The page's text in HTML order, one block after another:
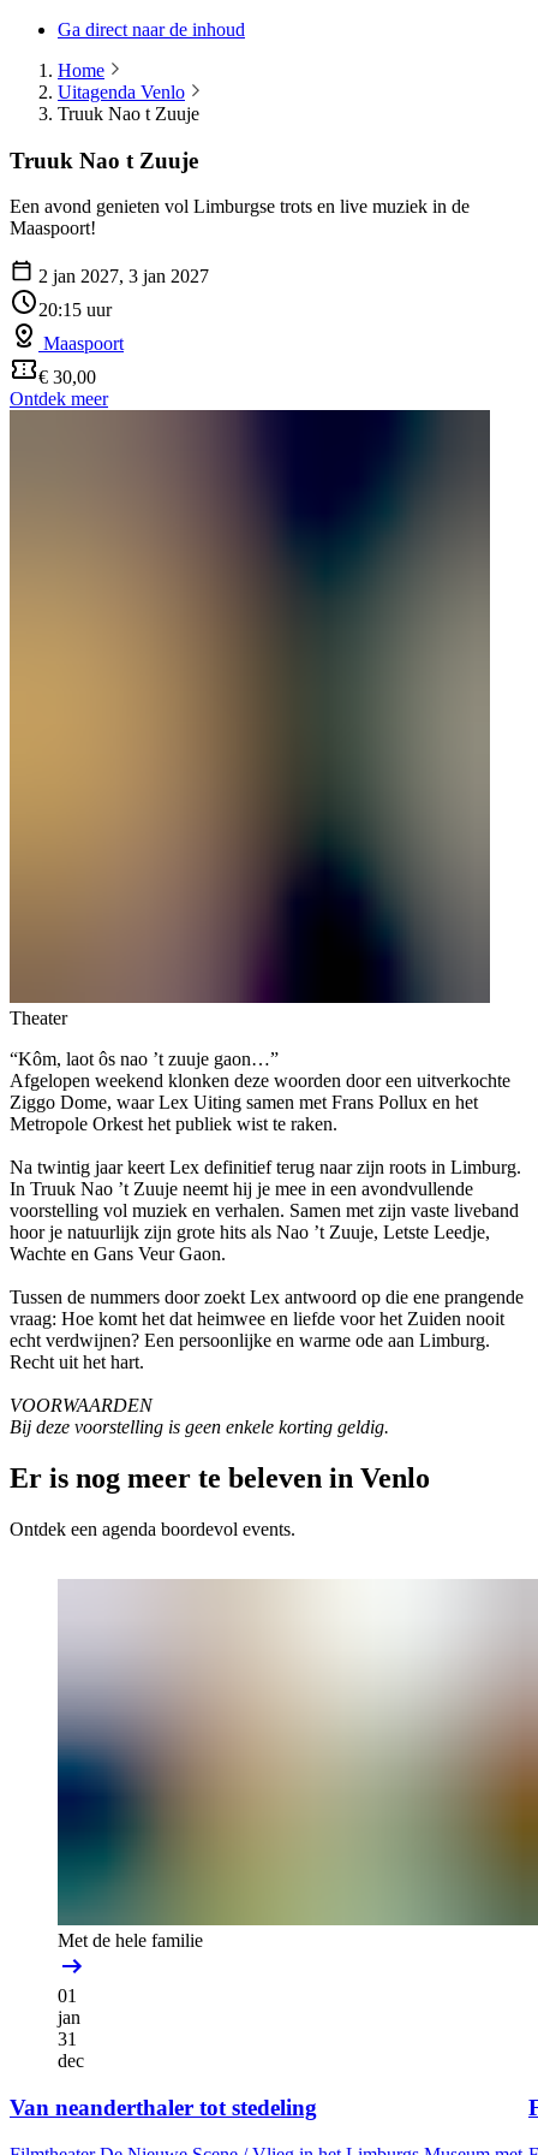
Ga direct naar de inhoud
Home
Uitagenda Venlo
Truuk Nao t Zuuje
Truuk Nao t Zuuje
Een avond genieten vol Limburgse trots en live muziek in de
Maaspoort!
2 jan 2027, 3 jan 2027
20:15 uur
Maaspoort
€ 30,00
Ontdek meer
Theater
“Kôm, laot ôs nao ’t zuuje gaon…”
Afgelopen weekend klonken deze woorden door een uitverkochte
Ziggo Dome, waar Lex Uiting samen met Frans Pollux en het
Metropole Orkest het publiek wist te raken.
Na twintig jaar keert Lex definitief terug naar zijn roots in Limburg.
In Truuk Nao ’t Zuuje neemt hij je mee in een avondvullende
voorstelling vol muziek en verhalen. Samen met zijn vaste liveband
hoor je natuurlijk zijn grote hits als Nao ’t Zuuje, Letste Leedje,
Wachte en Gans Veur Gaon.
Tussen de nummers door zoekt Lex antwoord op die ene prangende
vraag: Hoe komt het dat heimwee en liefde voor het Zuiden nooit
echt verdwijnen? Een persoonlijke en warme ode aan Limburg.
Recht uit het hart.
VOORWAARDEN
Bij deze voorstelling is geen enkele korting geldig.
Er is nog meer te beleven in Venlo
Ontdek een agenda boordevol events.
Met de hele familie
01
jan
31
dec
Van neanderthaler tot stedeling